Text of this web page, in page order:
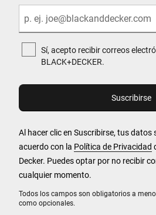
Todos los campos son obligatorios a
como opcionales.
Sí, acepto recibir correos
BLACK+DECKER.
Al hacer clic en Suscribirse, tus datos
acuerdo con la Política de Privacidad
Decker. Puedes optar por no recibir
cualquier momento.